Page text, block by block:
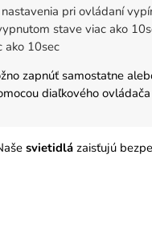
pri ovládaní
stave viac ako
ako 10sec
zapnúť samostatne
diaľkového ovládača
svietidlázaisťujú